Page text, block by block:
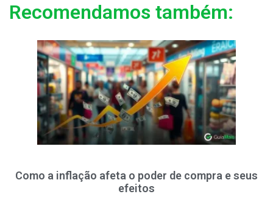
Recomendamos também:
Como a inflação afeta o poder de compra e seus
efeitos